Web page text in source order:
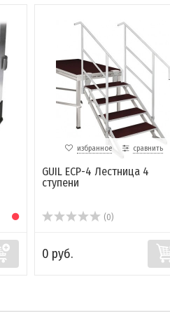
избранное сравнить
GUIL ECP-4 Лестница 4
ступени
(0)
0 руб.